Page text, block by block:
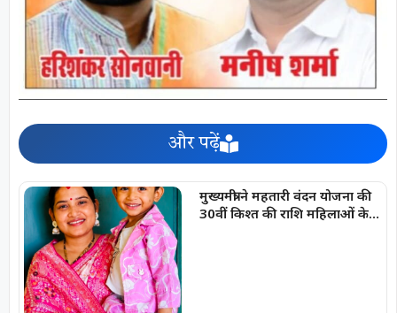
और पढ़ें
मुख्यमंत्री ने महतारी वंदन योजना की
30वीं किश्त की राशि महिलाओं के